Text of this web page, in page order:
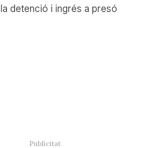
detenció i ingrés a presó